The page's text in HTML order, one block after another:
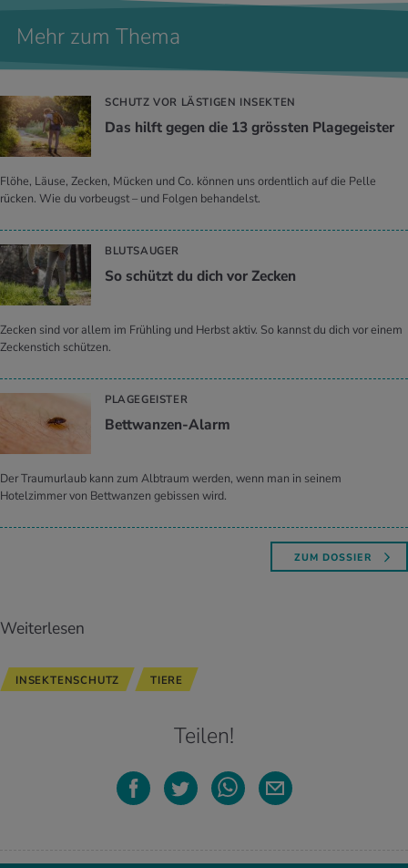
Mehr zum Thema
SCHUTZ VOR LÄSTIGEN INSEKTEN
Das hilft gegen die 13 gröss­ten Pla­ge­geis­ter
Flöhe, Läuse, Zecken, Mücken und Co. können uns ordentlich auf die Pelle
rücken. Wie du vorbeugst – und Folgen behandelst.
BLUTSAUGER
So schützt du dich vor Ze­cken
Zecken sind vor allem im Frühling und Herbst aktiv. So kannst du dich vor einem
Zeckenstich schützen.
PLAGEGEISTER
Bett­wan­zen-Alarm
Der Traumurlaub kann zum Albtraum werden, wenn man in seinem
Hotelzimmer von Bettwanzen gebissen wird.
ZUM DOSSIER
Weiterlesen
INSEKTENSCHUTZ TIERE
Teilen!